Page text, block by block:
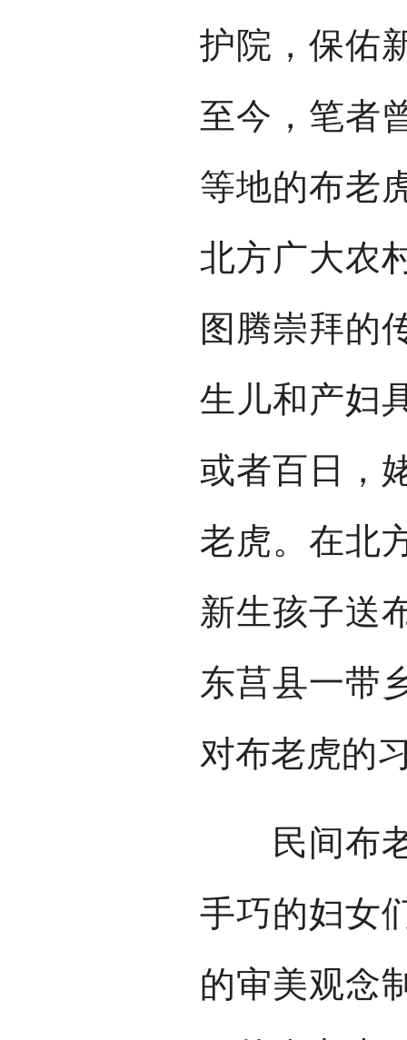
护院，保佑
至今，笔者
等地的布老
北方广大农
图腾崇拜的
生儿和产妇
或者百日，
老虎。在北
新生孩子送
东莒县一带
对布老虎的
民间布老
手巧的妇女
的审美观念